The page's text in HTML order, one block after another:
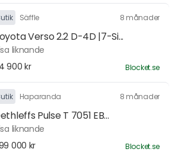
Säffle 8 månader
Verso 2.2 D-4D |7-Si...
liknande
900 kr
Blocket.se
Haparanda 8 månader
Pulse T 7051 EB...
liknande
000 kr
Blocket.se